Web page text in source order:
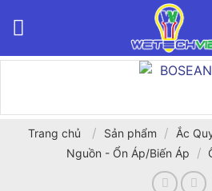
Trang chủ / Sản phẩm /
Ắc
Nguồn - Ổn Áp/Biến Áp
/